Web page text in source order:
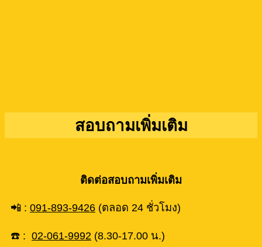
สอบถามเพิ่มเติม
ติดต่อสอบถามเพิ่มเติม
📲 : 091-893-9426 (ตลอด 24 ชั่วโมง)
☎️ : 02-061-9992 (8.30-17.00 น.)